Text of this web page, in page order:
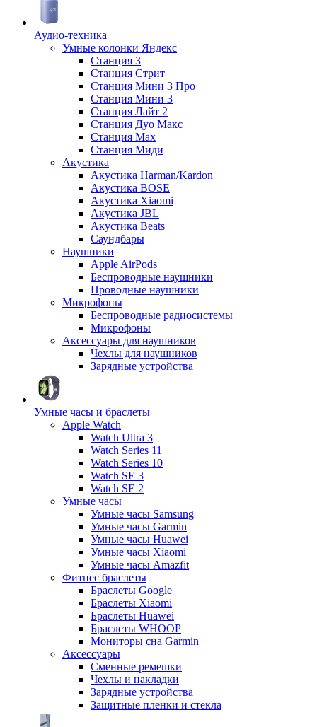
Аудио-техника
Умные колонки Яндекс
Станция 3
Станция Стрит
Станция Мини 3 Про
Станция Мини 3
Станция Лайт 2
Станция Дуо Макс
Станция Max
Станция Миди
Акустика
Акустика Harman/Kardon
Акустика BOSE
Акустика Xiaomi
Акустика JBL
Акустика Beats
Саундбары
Наушники
Apple AirPods
Беспроводные наушники
Проводные наушники
Микрофоны
Беспроводные радиосистемы
Микрофоны
Аксессуары для наушников
Чехлы для наушников
Зарядные устройства
Умные часы и браслеты
Apple Watch
Watch Ultra 3
Watch Series 11
Watch Series 10
Watch SE 3
Watch SE 2
Умные часы
Умные часы Samsung
Умные часы Garmin
Умные часы Huawei
Умные часы Xiaomi
Умные часы Amazfit
Фитнес браслеты
Браслеты Google
Браслеты Xiaomi
Браслеты Huawei
Браслеты WHOOP
Мониторы сна Garmin
Аксессуары
Сменные ремешки
Чехлы и накладки
Зарядные устройства
Защитные пленки и стекла